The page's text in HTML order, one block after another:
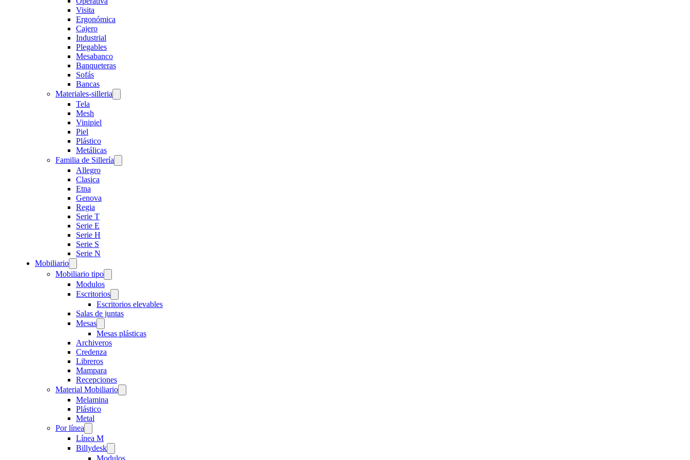
Visita
Ergonómica
Cajero
Industrial
Plegables
Mesabanco
Banqueteras
Sofás
Bancas
Materiales-silleria
Tela
Mesh
Vinipiel
Piel
Plástico
Metálicas
Familia de Sillería
Allegro
Clasica
Etna
Genova
Regia
Serie T
Serie E
Serie H
Serie S
Serie N
Mobiliario
Mobiliario tipo
Modulos
Escritorios
Escritorios elevables
Salas de juntas
Mesas
Mesas plásticas
Archiveros
Credenza
Libreros
Mampara
Recepciones
Material Mobiliario
Melamina
Plástico
Metal
Por línea
Línea M
Billydesk
Modulos